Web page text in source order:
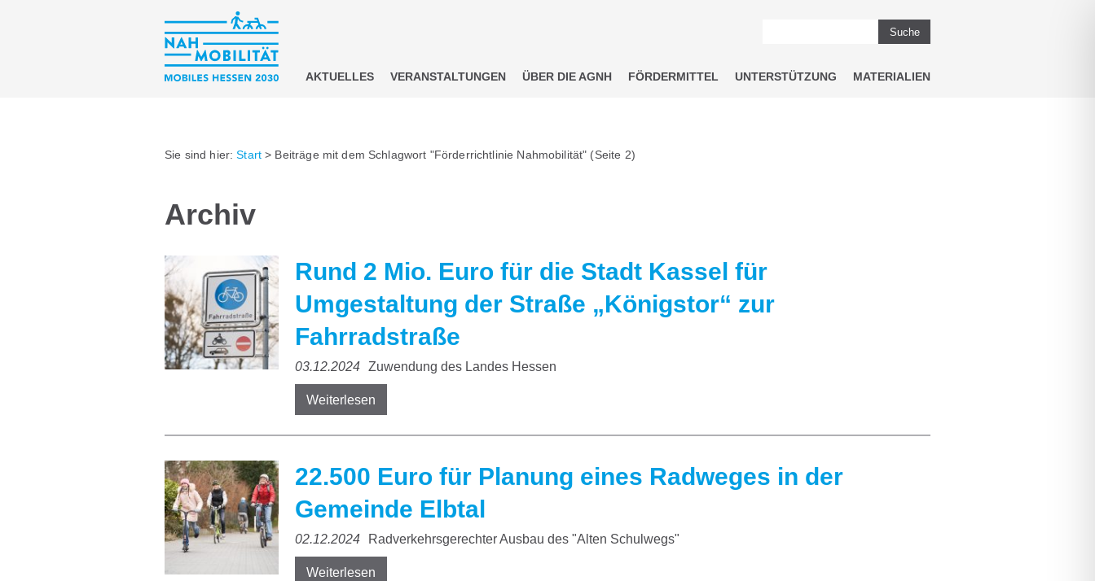
Suche
AKTUELLES VERANSTALTUNGEN ÜBER DIE AGNH FÖRDERMITTEL UNTERSTÜTZUNG MATERIALIEN
Sie sind hier:Start > Beiträge mit dem Schlagwort "Förderrichtlinie Nahmobilität" (Seite 2)
Archiv
Rund 2 Mio. Euro für die Stadt Kassel für
Umgestaltung der Straße „Königstor“ zur
Fahrradstraße
03.12.2024 Zuwendung des Landes Hessen
Weiterlesen
22.500 Euro für Planung eines Radweges in der
Gemeinde Elbtal
02.12.2024 Radverkehrsgerechter Ausbau des "Alten Schulwegs"
Weiterlesen